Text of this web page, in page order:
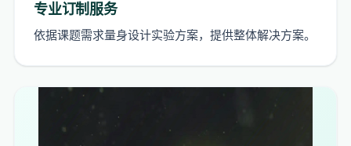
专业订制服务
依据课题需求量身设计实验方案，提供整体解决方案。